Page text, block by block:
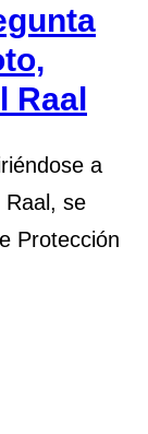
Raal
a
Raal, se
Protección